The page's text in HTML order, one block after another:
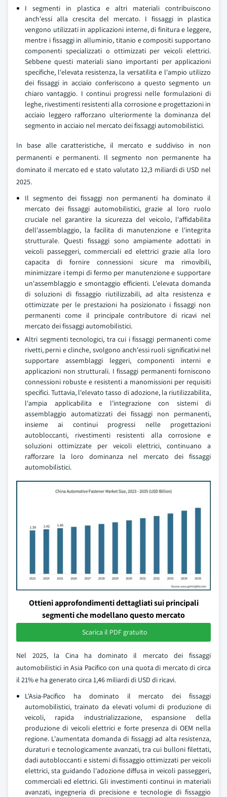
I segmenti in plastica e altri materiali contribuiscono
anch'essi alla crescita del mercato. I fissaggi in plastica
vengono utilizzati in applicazioni interne, di finitura e leggere,
mentre i fissaggi in alluminio, titanio e compositi supportano
componenti specializzati o ottimizzati per veicoli elettrici.
Sebbene questi materiali siano importanti per applicazioni
specifiche, l'elevata resistenza, la versatilita e l'ampio utilizzo
dei fissaggi in acciaio conferiscono a questo segmento un
chiaro vantaggio. I continui progressi nelle formulazioni di
leghe, rivestimenti resistenti alla corrosione e progettazioni in
acciaio leggero rafforzano ulteriormente la dominanza del
segmento in acciaio nel mercato dei fissaggi automobilistici.
In base alle caratteristiche, il mercato e suddiviso in non
permanenti e permanenti. Il segmento non permanente ha
dominato il mercato ed e stato valutato 12,3 miliardi di USD nel
2025.
Il segmento dei fissaggi non permanenti ha dominato il
mercato dei fissaggi automobilistici, grazie al loro ruolo
cruciale nel garantire la sicurezza del veicolo, l'affidabilita
dell'assemblaggio, la facilita di manutenzione e l'integrita
strutturale. Questi fissaggi sono ampiamente adottati in
veicoli passeggeri, commerciali ed elettrici grazie alla loro
capacita di fornire connessioni sicure ma rimovibili,
minimizzare i tempi di fermo per manutenzione e supportare
un'assemblaggio e smontaggio efficienti. L'elevata domanda
di soluzioni di fissaggio riutilizzabili, ad alta resistenza e
ottimizzate per le prestazioni ha posizionato i fissaggi non
permanenti come il principale contributore di ricavi nel
mercato dei fissaggi automobilistici.
Altri segmenti tecnologici, tra cui i fissaggi permanenti come
rivetti, perni e clinche, svolgono anch'essi ruoli significativi nel
supportare assemblaggi leggeri, componenti interni e
applicazioni non strutturali. I fissaggi permanenti forniscono
connessioni robuste e resistenti a manomissioni per requisiti
specifici. Tuttavia, l'elevato tasso di adozione, la riutilizzabilita,
l'ampia applicabilita e l'integrazione con sistemi di
assemblaggio automatizzati dei fissaggi non permanenti,
insieme ai continui progressi nelle progettazioni
autobloccanti, rivestimenti resistenti alla corrosione e
soluzioni ottimizzate per veicoli elettrici, continuano a
rafforzare la loro dominanza nel mercato dei fissaggi
automobilistici.
Ottieni approfondimenti dettagliati sui principali
segmenti che modellano questo mercato
Scarica il PDF gratuito
Nel 2025, la Cina ha dominato il mercato dei fissaggi
automobilistici in Asia Pacifico con una quota di mercato di circa
il 21% e ha generato circa 1,46 miliardi di USD di ricavi.
L'Asia-Pacifico ha dominato il mercato dei fissaggi
automobilistici, trainato da elevati volumi di produzione di
veicoli, rapida industrializzazione, espansione della
produzione di veicoli elettrici e forte presenza di OEM nella
regione. L'aumentata domanda di fissaggi ad alta resistenza,
duraturi e tecnologicamente avanzati, tra cui bulloni filettati,
dadi autobloccanti e sistemi di fissaggio ottimizzati per veicoli
elettrici, sta guidando l'adozione diffusa in veicoli passeggeri,
commerciali ed elettrici. Gli investimenti continui in materiali
avanzati, ingegneria di precisione e tecnologie di fissaggio